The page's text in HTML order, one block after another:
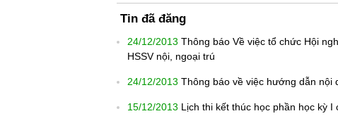
Tin đã đăng
24/12/2013 Thông báo Về việc tổ chức Hội
HSSV nội, ngoại trú
24/12/2013 Thông báo về việc hướng dẫn nội
15/12/2013 Lịch thi kết thúc học phần học kỳ